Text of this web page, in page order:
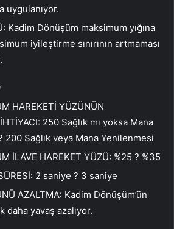
uygulanıyor.
Kadim Dönüşüm maksimum yığına
iyileştirme sınırının artmaması
HAREKETİ YÜZÜNÜN
250 Sağlık mı yoksa Mana
200 Sağlık veya Mana Yenilenmesi
İLAVE HAREKET YÜZÜ: %25 ? %35
2 saniye ? 3 saniye
AZALTMA: Kadim Dönüşüm’ün
daha yavaş azalıyor.